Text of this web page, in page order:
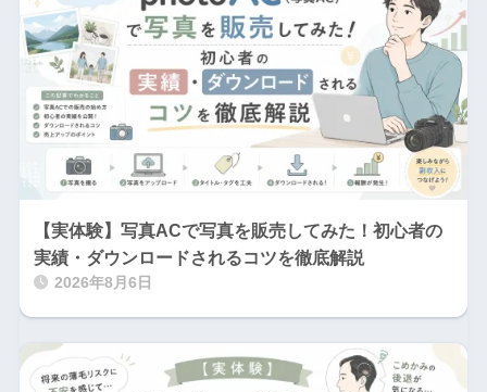
【実体験】写真ACで写真を販売してみた！初心者の
実績・ダウンロードされるコツを徹底解説
2026年8月6日